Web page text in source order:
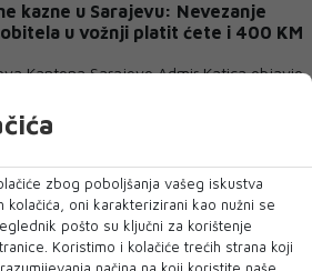
kazne u Sarajevu: Nevezanje
u vožnji platit ćete i 400 KM
Kantona Sarajevo Admir Katica objavio
zbog poboljšanja vašeg iskustva
kolačića, oni karakterizirani kao nužni se
pošto su ključni za korištenje
Koristimo i kolačiće trećih strana koji
načina na koji koristite naše